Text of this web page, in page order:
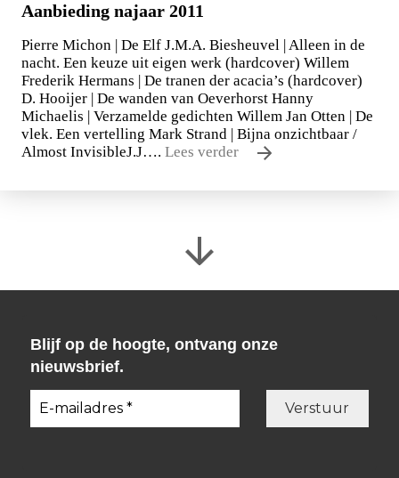
Aanbieding najaar 2011
Pierre Michon | De Elf J.M.A. Biesheuvel | Alleen in de
nacht. Een keuze uit eigen werk (hardcover) Willem
Frederik Hermans | De tranen der acacia’s (hardcover)
D. Hooijer | De wanden van Oeverhorst Hanny
Michaelis | Verzamelde gedichten Willem Jan Otten | De
vlek. Een vertelling Mark Strand | Bijna onzichtbaar /
Almost InvisibleJ.J…. Lees verder
Blijf op de hoogte, ontvang onze
nieuwsbrief.